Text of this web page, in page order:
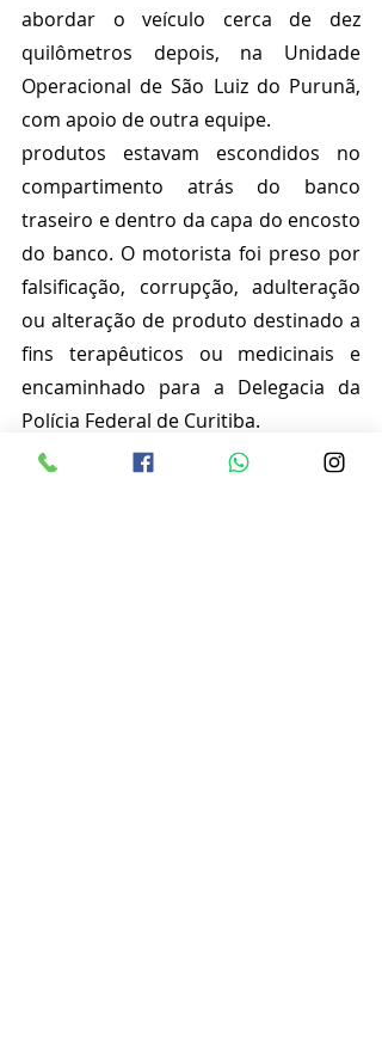
abordar o veículo cerca de dez
quilômetros depois, na Unidade
Operacional de São Luiz do Purunã,
com apoio de outra equipe.
produtos estavam escondidos no
compartimento atrás do banco
traseiro e dentro da capa do encosto
do banco. O motorista foi preso por
falsificação, corrupção, adulteração
ou alteração de produto destinado a
fins terapêuticos ou medicinais e
encaminhado para a Delegacia da
Polícia Federal de Curitiba.
Foto e informações PRF